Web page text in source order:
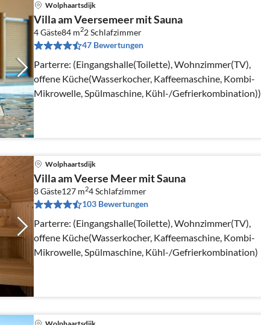
Wolphaartsdijk
Villa am Veersemeer mit Sauna
4 Gäste84 m22Schlafzimmer
47 Bewertungen
Parterre: (Eingangshalle(Toilette), Wohnzimmer(TV),
offene Küche(Wasserkocher, Kaffeemaschine, Kombi-
Mikrowelle, Spülmaschine, Kühl-/Gefrierkombination))
In der 1.
Wolphaartsdijk
Villa am Veerse Meer mit Sauna
8 Gäste127 m24Schlafzimmer
103 Bewertungen
Parterre: (Eingangshalle(Toilette), Wohnzimmer(TV),
offene Küche(Wasserkocher, Kaffeemaschine, Kombi-
Mikrowelle, Spülmaschine, Kühl-/Gefrierkombination)